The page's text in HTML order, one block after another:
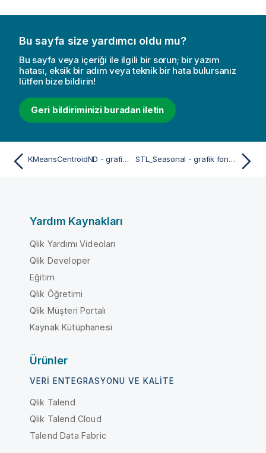
Bu sayfa size yardımcı oldu mu?
Bu sayfa veya içeriği ile ilgili bir sorun; bir yazım
hatası, eksik bir adım veya teknik bir hata bulursanız
lütfen bize bildirin!
Geri bildiriminizi buradan iletin
KMeansCentroidND - grafik fonksiyonu STL_Seasonal - grafik fonksiyonu
Yardım Kaynakları
Qlik Yardımı Videoları
Qlik Developer
Eğitim
Qlik Öğretimi
Qlik Müşteri Portalı
Kaynak Kütüphanesi
Ürünler
VERI ENTEGRASYONU VE KALITE
Qlik Talend
Qlik Talend Cloud
Talend Data Fabric